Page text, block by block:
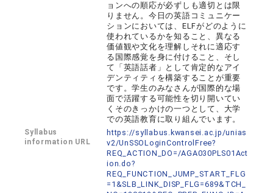
ョンへの順応が必ずしも適切とは限
りません。今日の英語コミュニケー
ションにおいては、ELFがどのように
使われているかを知ること、異なる
価値観や文化を理解しそれに適応す
る国際感覚を身に付けること、そし
て「英語話者」として肯定的なアイ
デンティティを構築することが重要
です。学生のみなさんが国際的な場
面で活躍する可能性を切り開いてい
くそのきっかけの一つとして、大学
での英語教育に取り組んでいます。
Syllabus
information URL
https://syllabus.kwansei.ac.jp/unias
v2/UnSSOLoginControlFree?
REQ_ACTION_DO=/AGA030PLS01Act
ion.do?
REQ_FUNCTION_JUMP_START_FLG
=1&SLB_LINK_DISP_FLG=689&TCH_